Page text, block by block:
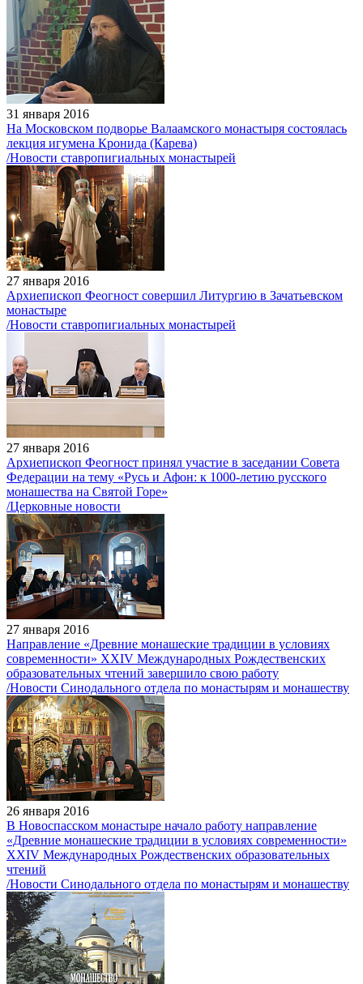
31 января 2016
На Московском подворье Валаамского монастыря состоялась
лекция игумена Кронида (Карева)
/Новости ставропигиальных монастырей
27 января 2016
Архиепископ Феогност совершил Литургию в Зачатьевском
монастыре
/Новости ставропигиальных монастырей
27 января 2016
Архиепископ Феогност принял участие в заседании Совета
Федерации на тему «Русь и Афон: к 1000-летию русского
монашества на Святой Горе»
/Церковные новости
27 января 2016
Направление «Древние монашеские традиции в условиях
современности» XXIV Международных Рождественских
образовательных чтений завершило свою работу
/Новости Синодального отдела по монастырям и монашеству
26 января 2016
В Новоспасском монастыре начало работу направление
«Древние монашеские традиции в условиях современности»
XXIV Международных Рождественских образовательных
чтений
/Новости Синодального отдела по монастырям и монашеству